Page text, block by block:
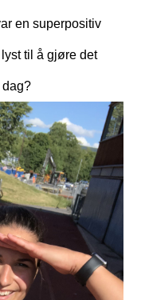
en superpositiv
til å gjøre det
dag?